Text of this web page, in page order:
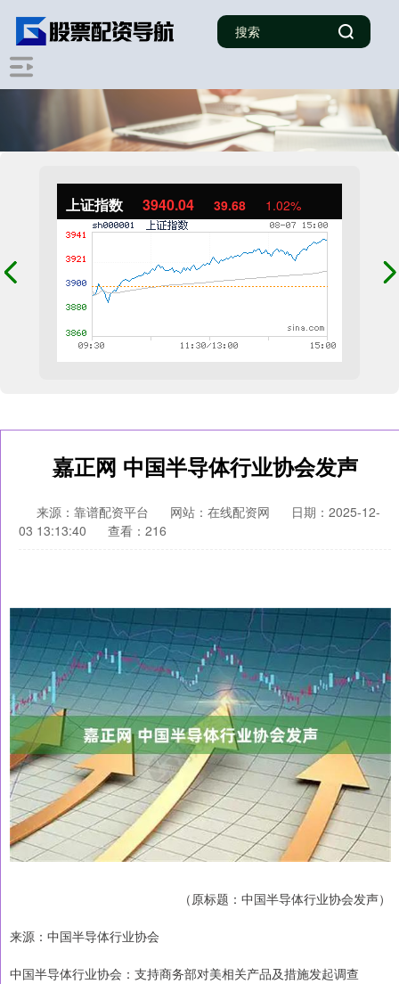
上证指数 3940.04 39.68 1.02%
嘉正网 中国半导体行业协会发声
来源：靠谱配资平台 网站：在线配资网
日期：2025-12-
03 13:13:40
查看：216
（原标题：中国半导体行业协会发声）
来源：中国半导体行业协会
中国半导体行业协会：支持商务部对美相关产品及措施发起调查